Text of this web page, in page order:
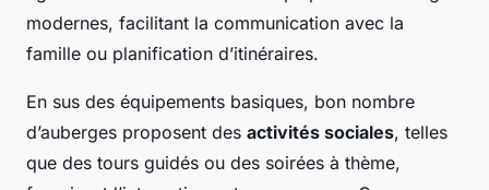
modernes, facilitant la communication avec la
famille ou planification d’itinéraires.
En sus des équipements basiques, bon nombre
d’auberges proposent des activités sociales, telles
que des tours guidés ou des soirées à thème,